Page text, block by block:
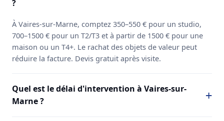
?
À Vaires-sur-Marne, comptez 350–550 € pour un studio,
700–1500 € pour un T2/T3 et à partir de 1500 € pour une
maison ou un T4+. Le rachat des objets de valeur peut
réduire la facture. Devis gratuit après visite.
Quel est le délai d'intervention à Vaires-sur-
Marne ?